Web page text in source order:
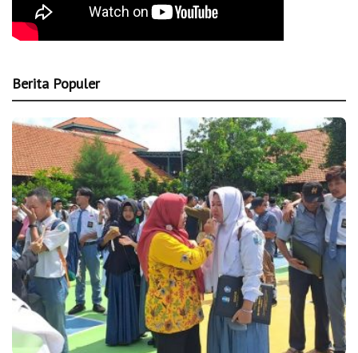
Berita Populer